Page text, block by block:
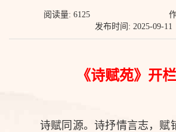
阅读量: 6125
发布时间: 2025-09-11
《诗赋苑》开
诗赋同源。诗抒情言志，赋